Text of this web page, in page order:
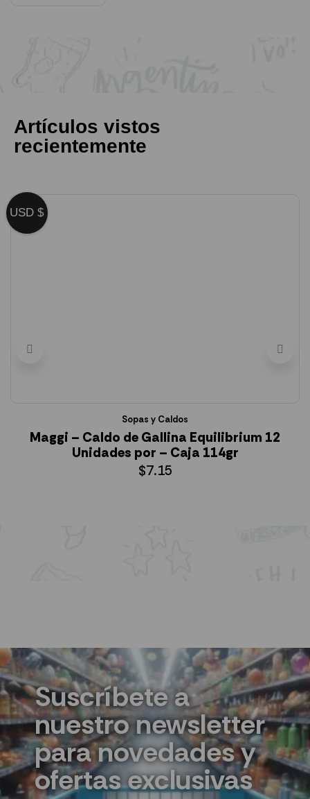
Artículos vistos
recientemente
Sopas y Caldos
Maggi – Caldo de Gallina Equilibrium 12
Unidades por – Caja 114gr
$7.15
Suscríbete a
nuestro newsletter
para novedades y
ofertas exclusivas
USD $